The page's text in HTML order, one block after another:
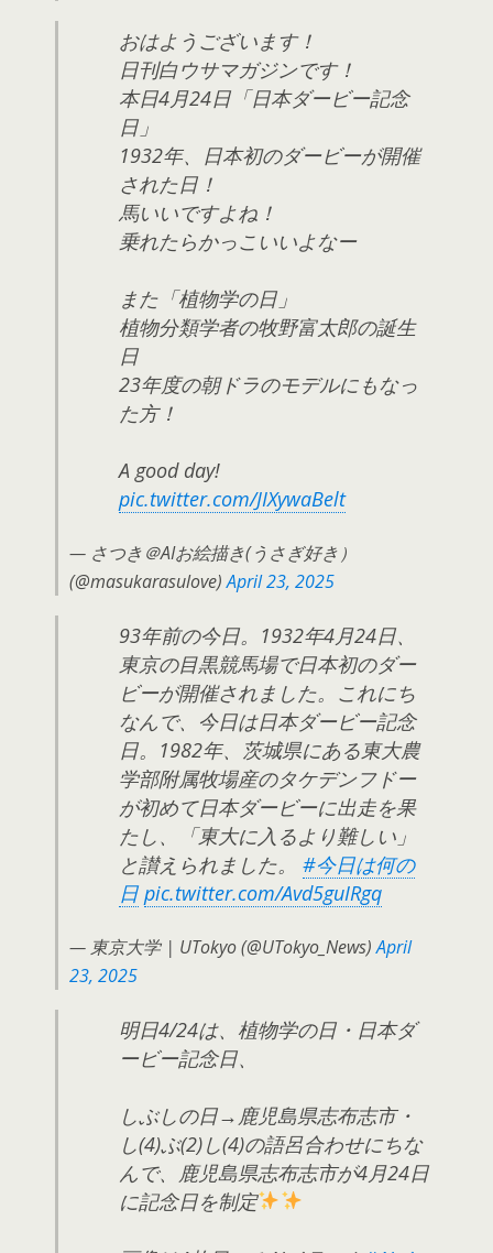
おはようございます！
日刊白ウサマガジンです！
本日4月24日「日本ダービー記念
日」
1932年、日本初のダービーが開催
された日！
馬いいですよね！
乗れたらかっこいいよなー
また「植物学の日」
植物分類学者の牧野富太郎の誕生
日
23年度の朝ドラのモデルにもなっ
た方！
A good day!
pic.twitter.com/JIXywaBelt
— さつき＠AIお絵描き(うさぎ好き）
(@masukarasulove)April 23, 2025
93年前の今日。1932年4月24日、
東京の目黒競馬場で日本初のダー
ビーが開催されました。これにち
なんで、今日は日本ダービー記念
日。1982年、茨城県にある東大農
学部附属牧場産のタケデンフドー
が初めて日本ダービーに出走を果
たし、「東大に入るより難しい」
と讃えられました。 #今日は何の
日 pic.twitter.com/Avd5guIRgq
— 東京大学 | UTokyo (@UTokyo_News)April
23, 2025
明日4/24は、植物学の日・日本ダ
ービー記念日、
しぶしの日→鹿児島県志布志市・
し(4)ぶ(2)し(4)の語呂合わせにちな
んで、鹿児島県志布志市が4月24日
に記念日を制定